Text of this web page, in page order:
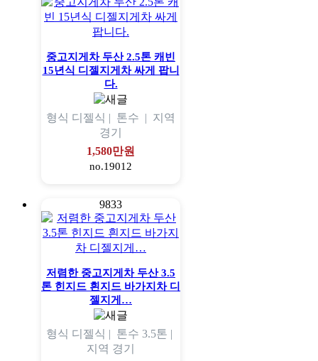
중고지게차 두산 2.5톤 캐빈
15년식 디젤지게차 싸게 팝니
다.
형식 디젤식 | 톤수 | 지역
경기
1,580만원
no.19012
9833
저렴한 중고지게차 두산 3.5
톤 힌지드 흰지드 바가지차 디
젤지게…
형식 디젤식 | 톤수 3.5톤 |
지역 경기